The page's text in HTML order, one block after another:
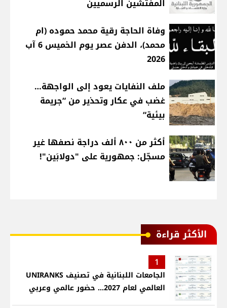
المفتشين الرسميين
وفاة الحاجة رقية محمد حموده (ام
محمد)، الدفن عصر يوم الخميس 6 آب
2026
ملف النفايات يعود إلى الواجهة…
غضب في عكار وتحذير من “جريمة
بيئية“
أكثر من ٨٠٠ ألف دراجة نصفها غير
مسجّل: جمهورية على "دولابَين"!
الأكثر قراءة
1
الجامعات اللبنانية في تصنيف UNIRANKS
العالمي لعام 2027... حضور عالمي وعربي